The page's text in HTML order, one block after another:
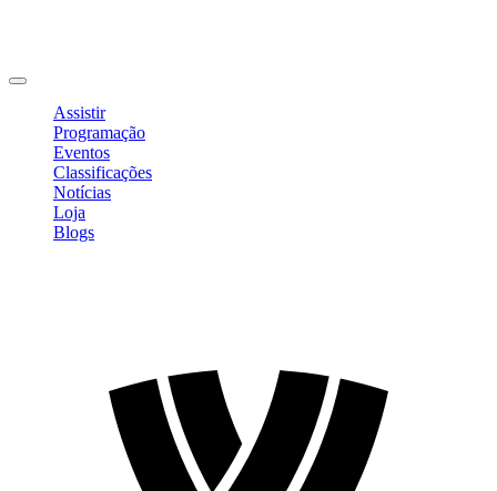
Assistir
Programação
Eventos
Classificações
Notícias
Loja
Blogs